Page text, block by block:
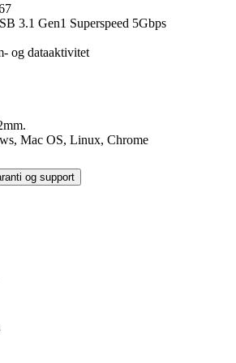
3.1 Gen1 Superspeed 5Gbps
og dataaktivitet
Mac OS, Linux, Chrome
og support